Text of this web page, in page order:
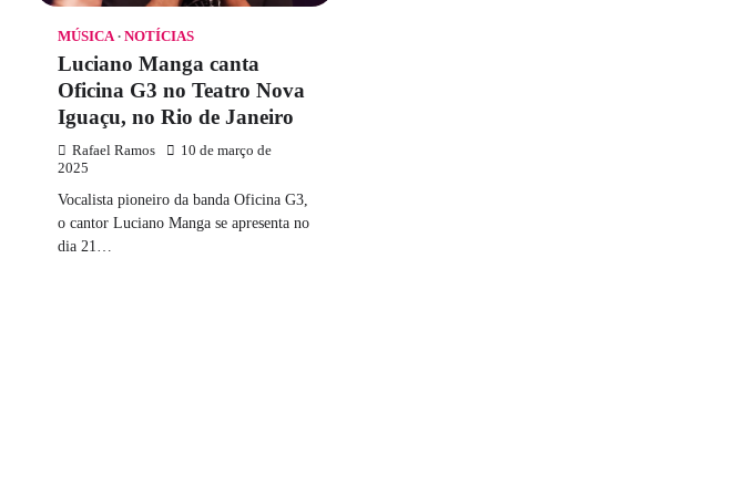
MÚSICA NOTÍCIAS
Luciano Manga canta
Oficina G3 no Teatro Nova
Iguaçu, no Rio de Janeiro
Rafael Ramos
10 de março de
2025
Vocalista pioneiro da banda Oficina G3,
o cantor Luciano Manga se apresenta no
dia 21…